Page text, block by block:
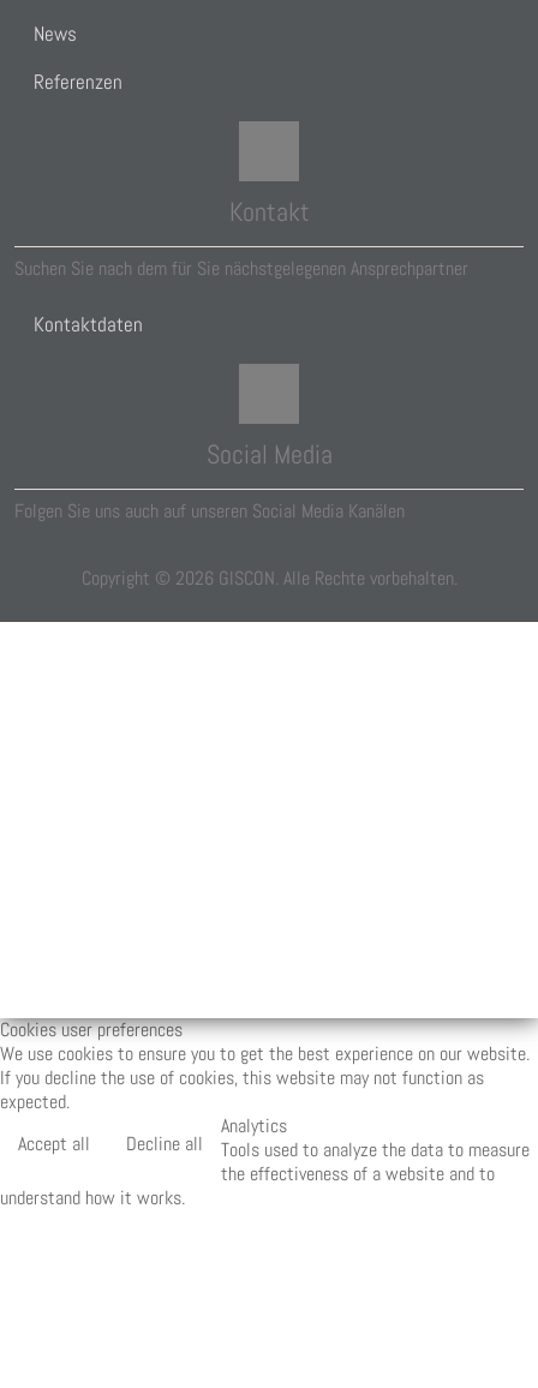
News
Referenzen
Kontakt
Suchen Sie nach dem für Sie nächstgelegenen Ansprechpartner
Kontaktdaten
Social Media
Folgen Sie uns auch auf unseren Social Media Kanälen
Copyright © 2026 GISCON. Alle Rechte vorbehalten.
Cookies user preferences
We use cookies to ensure you to get the best experience on our website.
If you decline the use of cookies, this website may not function as
expected.
Accept all
Decline all
Analytics
Tools used to analyze the data to measure
the effectiveness of a website and to
understand how it works.